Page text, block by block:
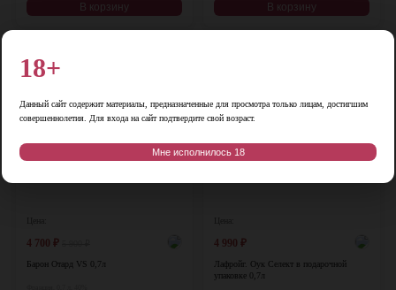
В корзину В корзину
4 700 ₽
Барон Отард VS 0,7л
4 990 ₽
Лафройг. Оук Селект в подарочной
упаковке 0,7л
18+
Данный сайт содержит материалы, предназначенные для просмотра только лицам, достигшим
совершеннолетия. Для входа на сайт подтвердите свой возраст.
Мне исполнилось 18